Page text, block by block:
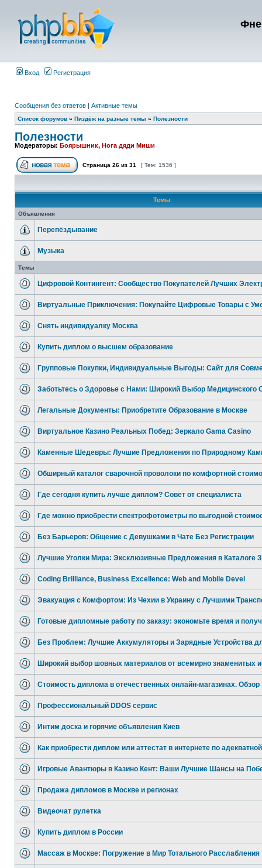
Вход Регистрация
Сообщения без ответов | Активные темы
Список форумов » Пиздёж на разные темы » Полезности
Полезности
Модераторы: Боярышник, Нога дяди Миши
Страница 26 из 31 [ Тем: 1536 ]
Темы
Объявления
Перепёздывание
Музыка
Темы
Цифровой Контингент: Сообщество Покупателей Лучших
Виртуальные Приключения: Покупайте Цифровые Товары с
Снять индивидуалку Москва
Купить диплом о высшем образование
Групповые Покупки, Индивидуальные Выгоды: Сайт для
Заботьтесь о Здоровье с Нами: Широкий Выбор Медицинского
Легальные Документы: Приобретите Образование в Москве
Виртуальное Казино Реальных Побед: Зеркало Gama Casino
Каменные Шедевры: Лучшие Предложения по Природному
Обширный каталог сварочной проволоки по комфортной
Где сегодня купить лучше диплом? Совет от специалиста
Где можно приобрести спектрофотометры по выгодной
Без Барьеров: Общение с Девушками в Чате Без Регистрации
Лучшие Уголки Мира: Эксклюзивные Предложения в Каталоге
Coding Brilliance, Business Excellence: Web and Mobile Devel
Эвакуация с Комфортом: Из Чехии в Украину с Лучшими
Готовые дипломные работу по заказу: экономьте время и
Без Проблем: Лучшие Аккумуляторы и Зарядные Устройства
Широкий выбор шовных материалов от всемирно знаменитых
Стоимость диплома в отечественных онлайн-магазинах. Обзор
Профессиональный DDOS сервис
Интим доска и горячие объявления Киев
Как приобрести диплом или аттестат в интернете по адекватной
Игровые Авантюры в Казино Кент: Ваши Лучшие Шансы на
Продажа дипломов в Москве и регионах
Видеочат рулетка
Купить диплом в России
Массаж в Москве: Погружение в Мир Тотального Расслабления